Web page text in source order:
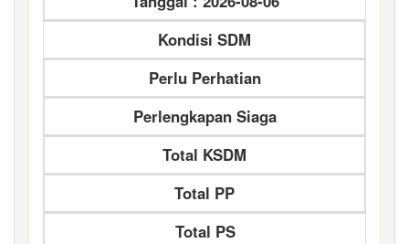
Kondisi SDM
Perlu Perhatian
Perlengkapan Siaga
Total KSDM
Total PP
Total PS